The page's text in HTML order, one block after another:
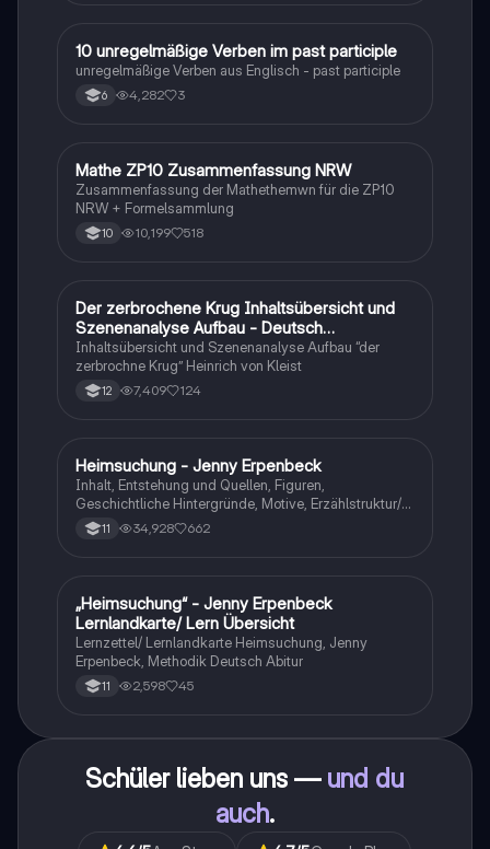
1 Englisch
10 unregelmäßige Verben im past participle
unregelmäßige Verben aus Englisch - past participle
6 4,282 3
Mathe
Mathe ZP10 Zusammenfassung NRW
Zusammenfassung der Mathethemwn für die ZP10
NRW + Formelsammlung
10 10,199 518
Deutsch
Der zerbrochene Krug Inhaltsübersicht und
Szenenanalyse Aufbau - Deutsch
Q1/Q2/Abitur
Inhaltsübersicht und Szenenanalyse Aufbau “der
zerbrochne Krug” Heinrich von Kleist
12 7,409 124
Deutsch
Heimsuchung - Jenny Erpenbeck
Inhalt, Entstehung und Quellen, Figuren,
Geschichtliche Hintergründe, Motive, Erzählstruktur/-
stil 11 34,928 662
Deutsch
„Heimsuchung“ - Jenny Erpenbeck
Lernlandkarte/ Lern Übersicht
Lernzettel/ Lernlandkarte Heimsuchung, Jenny
Erpenbeck, Methodik Deutsch Abitur
11 2,598 45
Schüler lieben uns — und du
auch.